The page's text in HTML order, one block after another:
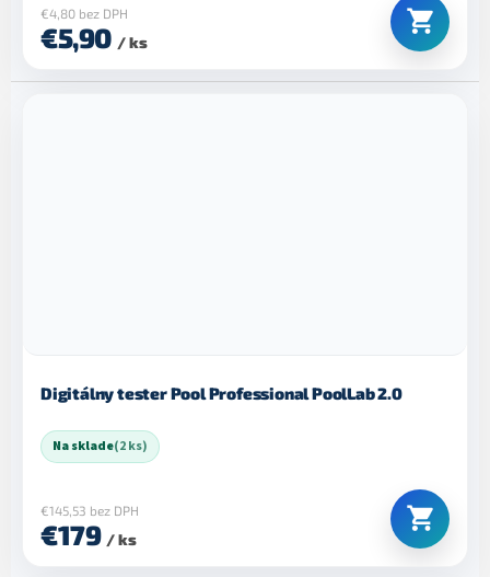
€4,80 bez DPH
€5,90 / ks
Digitálny tester Pool Professional PoolLab 2.0
Na sklade(2 ks)
€145,53 bez DPH
€179 / ks